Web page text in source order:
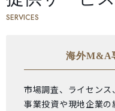
SERVICES
海外M&A
市場調査、ライセン
事業投資や現地企業